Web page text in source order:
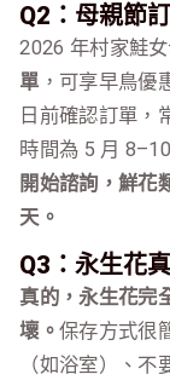
Q2：母親節
2026 年村家鮭女
單，可享早鳥優
日前確認訂單，
時間為 5 月
開始諮詢，鮮花
天。
Q3：永生花
真的，永生花完
壞。保存方式很
（如浴室）、